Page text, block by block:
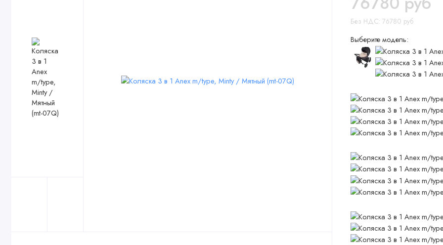
Без НДС: 76780 руб
Выберите модель: